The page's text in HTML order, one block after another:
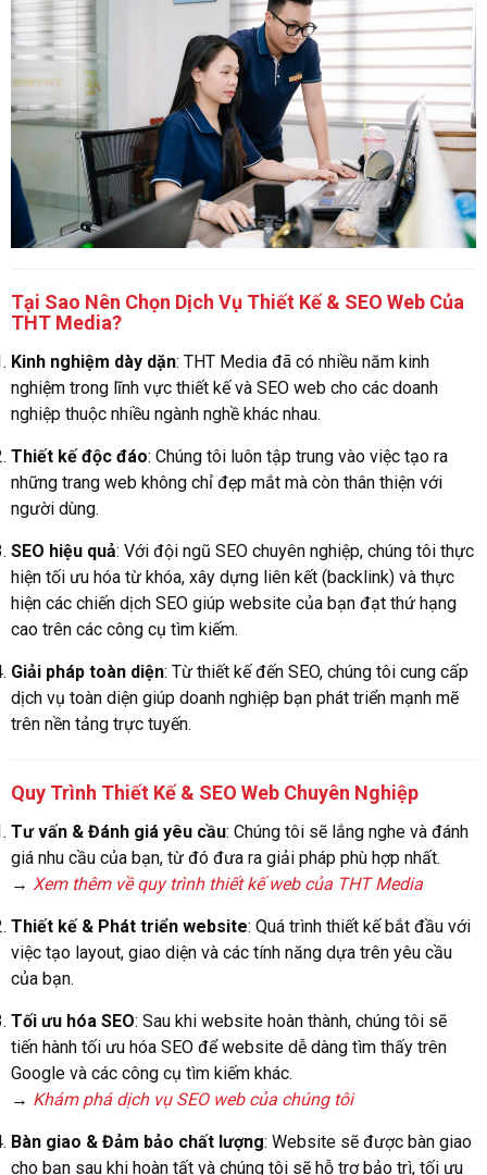
Tại Sao Nên Chọn Dịch Vụ Thiết Kế & SEO Web Của
THT Media?
Kinh nghiệm dày dặn: THT Media đã có nhiều năm kinh
nghiệm trong lĩnh vực thiết kế và SEO web cho các doanh
nghiệp thuộc nhiều ngành nghề khác nhau.
Thiết kế độc đáo: Chúng tôi luôn tập trung vào việc tạo ra
những trang web không chỉ đẹp mắt mà còn thân thiện với
người dùng.
SEO hiệu quả: Với đội ngũ SEO chuyên nghiệp, chúng tôi thực
hiện tối ưu hóa từ khóa, xây dựng liên kết (backlink) và thực
hiện các chiến dịch SEO giúp website của bạn đạt thứ hạng
cao trên các công cụ tìm kiếm.
Giải pháp toàn diện: Từ thiết kế đến SEO, chúng tôi cung cấp
dịch vụ toàn diện giúp doanh nghiệp bạn phát triển mạnh mẽ
trên nền tảng trực tuyến.
Quy Trình Thiết Kế & SEO Web Chuyên Nghiệp
Tư vấn & Đánh giá yêu cầu: Chúng tôi sẽ lắng nghe và đánh
giá nhu cầu của bạn, từ đó đưa ra giải pháp phù hợp nhất.
→ Xem thêm về quy trình thiết kế web của THT Media
Thiết kế & Phát triển website: Quá trình thiết kế bắt đầu với
việc tạo layout, giao diện và các tính năng dựa trên yêu cầu
của bạn.
Tối ưu hóa SEO: Sau khi website hoàn thành, chúng tôi sẽ
tiến hành tối ưu hóa SEO để website dễ dàng tìm thấy trên
Google và các công cụ tìm kiếm khác.
→ Khám phá dịch vụ SEO web của chúng tôi
Bàn giao & Đảm bảo chất lượng: Website sẽ được bàn giao
cho bạn sau khi hoàn tất và chúng tôi sẽ hỗ trợ bảo trì, tối ưu